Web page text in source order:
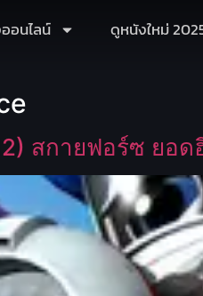
อนไลน์ ดูหนังใหม่
สกายฟอร์ซ ยอด